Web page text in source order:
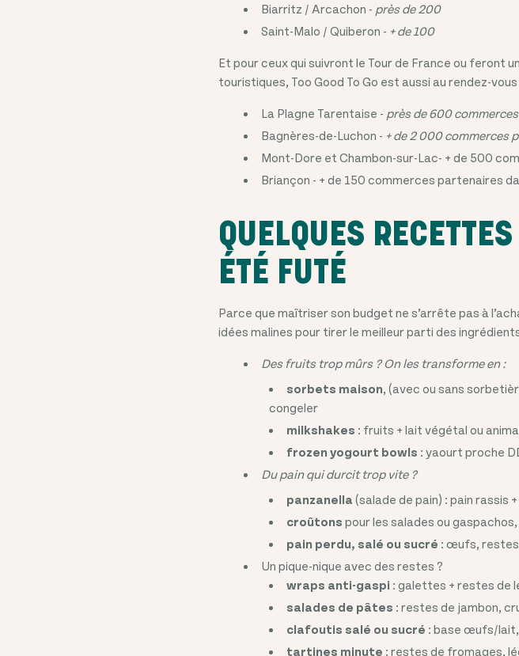
Biarritz / Arcachon - près de 200
Saint-Malo / Quiberon - + de 100
Et pour ceux qui suivront le Tour de France ou feront
touristiques, Too Good To Go est aussi au rendez-vous
La Plagne Tarentaise - près de 600
Bagnères-de-Luchon - + de 2 000 commerces
Mont-Dore et Chambon-sur-Lac- + de 500
Briançon - + de 150 commerces partenaires
QUELQUES
ÉTÉ FUTÉ
Parce que maîtriser son budget ne s’arrête pas à
idées malines pour tirer le meilleur parti des
Des fruits trop mûrs ? On les transforme en :
sorbets maison, (avec ou sans
congeler
milkshakes : fruits + lait végétal ou
frozen yogourt bowls : yaourt proche
Du pain qui durcit trop vite ?
panzanella (salade de pain) : pain rassis
croûtons pour les salades ou gaspachos,
pain perdu, salé ou sucré : œufs, restes
Un pique-nique avec des restes ?
wraps anti-gaspi : galettes + restes de
salades de pâtes : restes de jambon,
clafoutis salé ou sucré : base œufs/
tartines minute : restes de fromages,